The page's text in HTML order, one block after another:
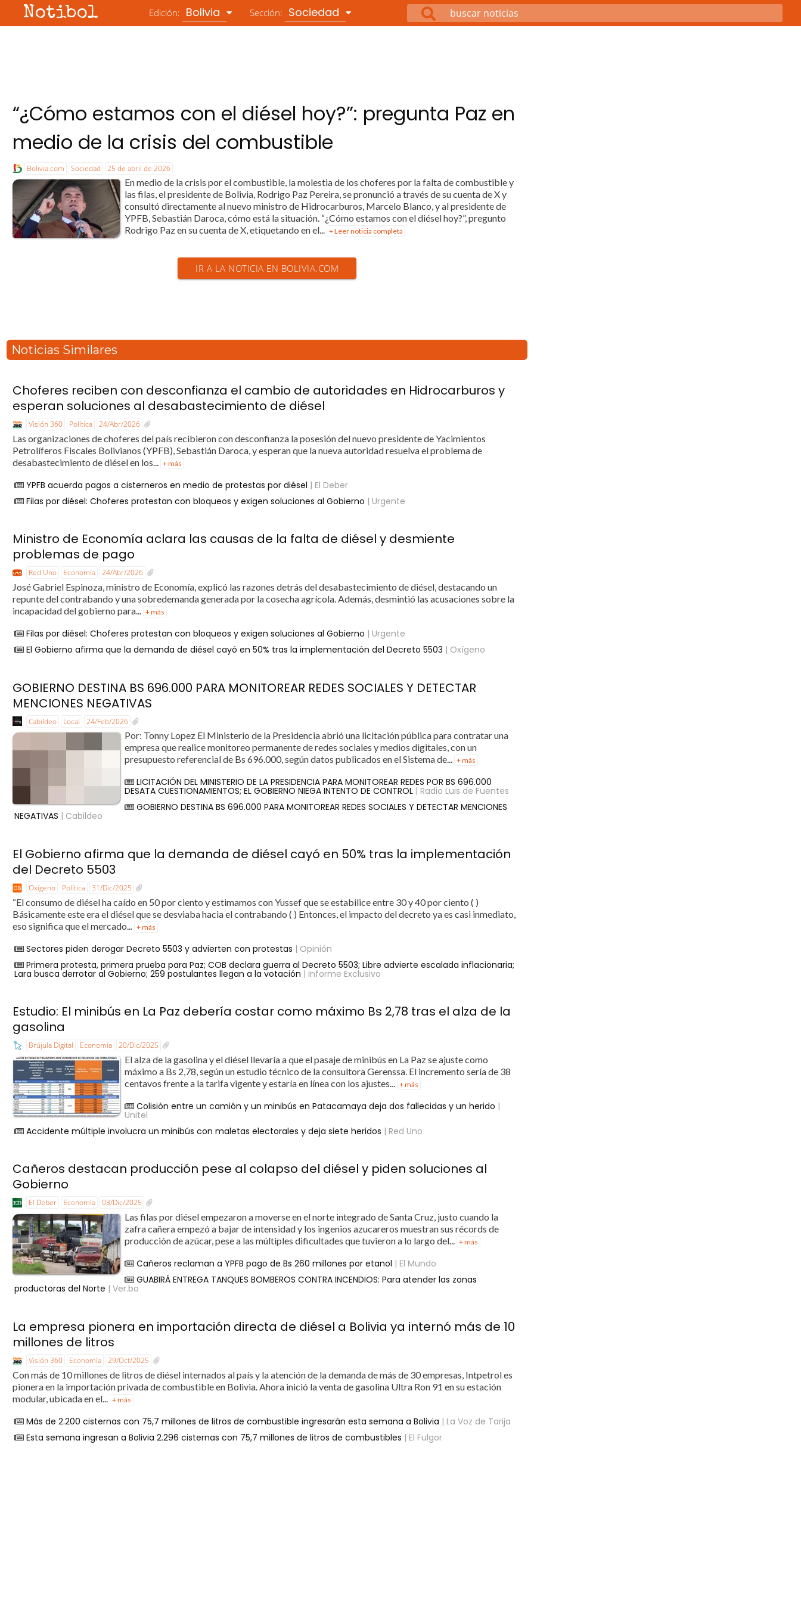
Notibol Edición: Bolivia Sección: Sociedad
“¿Cómo estamos con el diésel hoy?”: pregunta Paz en
medio de la crisis del combustible
Bolivia.com Sociedad 25 de abril de 2026
En medio de la crisis por el combustible, la molestia de los choferes por la falta de combustible y
las filas, el presidente de Bolivia, Rodrigo Paz Pereira, se pronunció a través de su cuenta de X y
consultó directamente al nuevo ministro de Hidrocarburos, Marcelo Blanco, y al presidente de
YPFB, Sebastián Daroca, cómo está la situación. “¿Cómo estamos con el diésel hoy?”, pregunto
Rodrigo Paz en su cuenta de X, etiquetando en el... + Leer noticia completa
IR A LA NOTICIA EN BOLIVIA.COM
Noticias Similares
Choferes reciben con desconfianza el cambio de autoridades en Hidrocarburos y
esperan soluciones al desabastecimiento de diésel
Visión 360 Política 24/Abr/2026
Las organizaciones de choferes del país recibieron con desconfianza la posesión del nuevo presidente de Yacimientos
Petrolíferos Fiscales Bolivianos (YPFB), Sebastián Daroca, y esperan que la nueva autoridad resuelva el problema de
desabastecimiento de diésel en los...
+ más
YPFB acuerda pagos a cisterneros en medio de protestas por diésel | El Deber
Filas por diésel: Choferes protestan con bloqueos y exigen soluciones al Gobierno | Urgente
Ministro de Economía aclara las causas de la falta de diésel y desmiente
problemas de pago
Red Uno Economía 24/Abr/2026
José Gabriel Espinoza, ministro de Economía, explicó las razones detrás del desabastecimiento de diésel, destacando un
repunte del contrabando y una sobredemanda generada por la cosecha agrícola. Además, desmintió las acusaciones sobre la
incapacidad del gobierno para... + más
Filas por diésel: Choferes protestan con bloqueos y exigen soluciones al Gobierno | Urgente
El Gobierno afirma que la demanda de diésel cayó en 50% tras la implementación del Decreto 5503 | Oxígeno
GOBIERNO DESTINA BS 696.000 PARA MONITOREAR REDES SOCIALES Y DETECTAR
MENCIONES NEGATIVAS
Cabildeo Local 24/Feb/2026
Por: Tonny Lopez El Ministerio de la Presidencia abrió una licitación pública para contratar una
empresa que realice monitoreo permanente de redes sociales y medios digitales, con un
presupuesto referencial de Bs 696.000, según datos publicados en el Sistema de... + más
LICITACIÓN DEL MINISTERIO DE LA PRESIDENCIA PARA MONITOREAR REDES POR BS 696.000
DESATA CUESTIONAMIENTOS; EL GOBIERNO NIEGA INTENTO DE CONTROL | Radio Luis de Fuentes
GOBIERNO DESTINA BS 696.000 PARA MONITOREAR REDES SOCIALES Y DETECTAR MENCIONES
NEGATIVAS | Cabildeo
El Gobierno afirma que la demanda de diésel cayó en 50% tras la implementación
del Decreto 5503
Oxígeno Política 31/Dic/2025
“El consumo de diésel ha caído en 50 por ciento y estimamos con Yussef que se estabilice entre 30 y 40 por ciento ( )
Básicamente este era el diésel que se desviaba hacia el contrabando ( ) Entonces, el impacto del decreto ya es casi inmediato,
eso significa que el mercado...
+ más
Sectores piden derogar Decreto 5503 y advierten con protestas | Opinión
Primera protesta, primera prueba para Paz; COB declara guerra al Decreto 5503; Libre advierte escalada inflacionaria;
Lara busca derrotar al Gobierno; 259 postulantes llegan a la votación | Informe Exclusivo
Estudio: El minibús en La Paz debería costar como máximo Bs 2,78 tras el alza de la
gasolina
Brújula Digital Economía 20/Dic/2025
El alza de la gasolina y el diésel llevaría a que el pasaje de minibús en La Paz se ajuste como
máximo a Bs 2,78, según un estudio técnico de la consultora Gerenssa. El incremento sería de 38
centavos frente a la tarifa vigente y estaría en línea con los ajustes... + más
Colisión entre un camión y un minibús en Patacamaya deja dos fallecidas y un herido |
Unitel
Accidente múltiple involucra un minibús con maletas electorales y deja siete heridos | Red Uno
Cañeros destacan producción pese al colapso del diésel y piden soluciones al
Gobierno
El Deber Economía 03/Dic/2025
Las filas por diésel empezaron a moverse en el norte integrado de Santa Cruz, justo cuando la
zafra cañera empezó a bajar de intensidad y los ingenios azucareros muestran sus récords de
producción de azúcar, pese a las múltiples dificultades que tuvieron a lo largo del... + más
Cañeros reclaman a YPFB pago de Bs 260 millones por etanol | El Mundo
GUABIRÁ ENTREGA TANQUES BOMBEROS CONTRA INCENDIOS: Para atender las zonas
productoras del Norte | Ver.bo
La empresa pionera en importación directa de diésel a Bolivia ya internó más de 10
millones de litros
Visión 360 Economía 29/Oct/2025
Con más de 10 millones de litros de diésel internados al país y la atención de la demanda de más de 30 empresas, Intpetrol es
pionera en la importación privada de combustible en Bolivia. Ahora inició la venta de gasolina Ultra Ron 91 en su estación
modular, ubicada en el...
+ más
Más de 2.200 cisternas con 75,7 millones de litros de combustible ingresarán esta semana a Bolivia | La Voz de Tarija
Esta semana ingresan a Bolivia 2.296 cisternas con 75,7 millones de litros de combustibles | El Fulgor